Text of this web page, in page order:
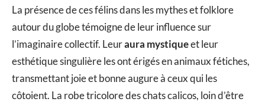
La présence de ces félins dans les mythes et folklore
autour du globe témoigne de leur influence sur
l’imaginaire collectif. Leuraura mystiqueet leur
esthétique singulière les ont érigés en animaux fétiches,
transmettant joie et bonne augure à ceux qui les
côtoient. La robe tricolore des chats calicos, loin d’être